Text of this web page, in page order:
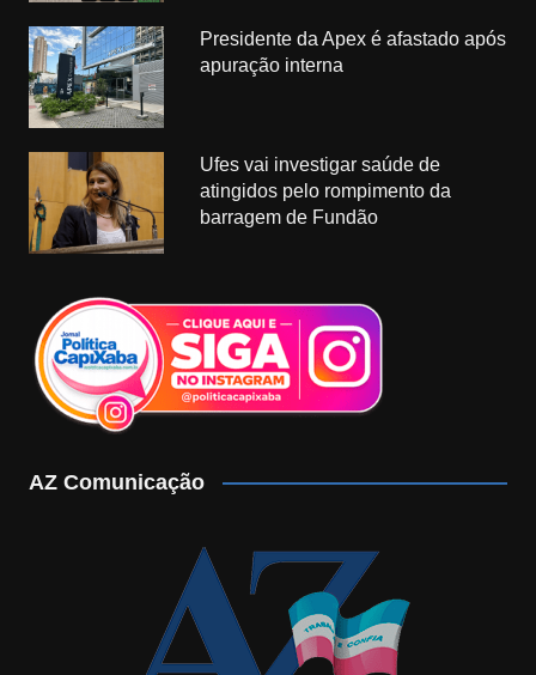
Presidente da Apex é afastado após
apuração interna
Ufes vai investigar saúde de
atingidos pelo rompimento da
barragem de Fundão
AZ Comunicação